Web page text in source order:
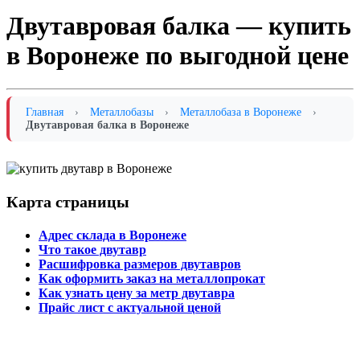
Двутавровая балка — купить
в Воронеже по выгодной цене
Главная › Металлобазы › Металлобаза в Воронеже
›
Двутавровая балка в Воронеже
Карта страницы
Адрес склада в Воронеже
Что такое двутавр
Расшифровка размеров двутавров
Как оформить заказ на металлопрокат
Как узнать цену за метр двутавра
Прайс лист с актуальной ценой